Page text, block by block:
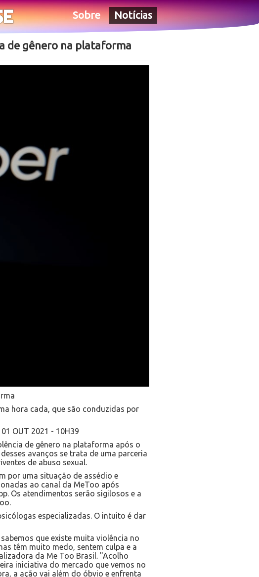
Sobre Notícias
de gênero na plataforma
hora cada, que são conduzidas por
01 OUT 2021 - 10H39
de gênero na plataforma após o
avanços se trata de uma parceria
de abuso sexual.
por uma situação de assédio e
ao canal da MeToo após
Os atendimentos serão sigilosos e a
especializadas. O intuito é dar
que existe muita violência no
têm muito medo, sentem culpa e a
da Me Too Brasil. "Acolho
iniciativa do mercado que vemos no
a ação vai além do óbvio e enfrenta